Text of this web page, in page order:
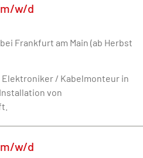
w/d
Frankfurt am Main (ab Herbst
Elektroniker / Kabelmonteur in
von
w/d